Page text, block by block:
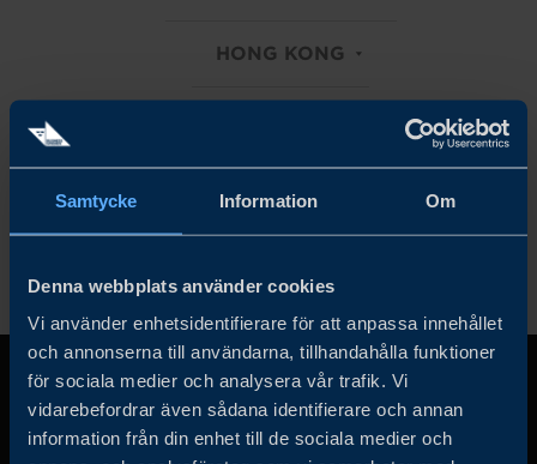
Samtycke Information Om
Denna webbplats använder cookies
Vi använder enhetsidentifierare för att anpassa innehållet
och annonserna till användarna, tillhandahålla funktioner
för sociala medier och analysera vår trafik. Vi
vidarebefordrar även sådana identifierare och annan
information från din enhet till de sociala medier och
HONG KONG
Rensa alla filter